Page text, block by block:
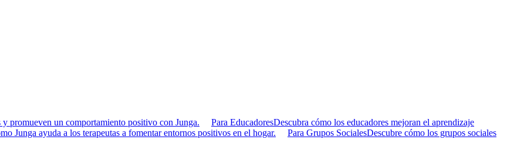
promueven un comportamiento positivo con Junga. Para EducadoresDescubra cómo los educadores mejoran el aprendizaje
Junga ayuda a los terapeutas a fomentar entornos positivos en el hogar. Para Grupos SocialesDescubre cómo los grupos sociales